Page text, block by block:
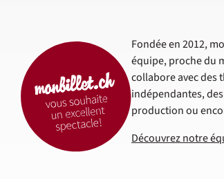
Fondée en 2012,
équipe, proche du
collabore avec des
indépendantes,
production ou
Découvrez notre